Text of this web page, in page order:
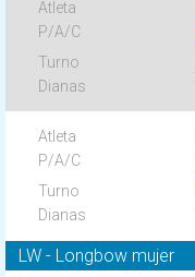
LW - Longbow mujer